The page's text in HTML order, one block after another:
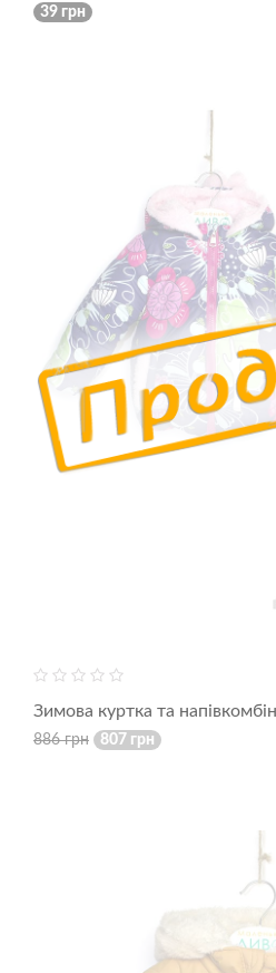
39 грн
Зимова куртка та
886 грн 807 грн